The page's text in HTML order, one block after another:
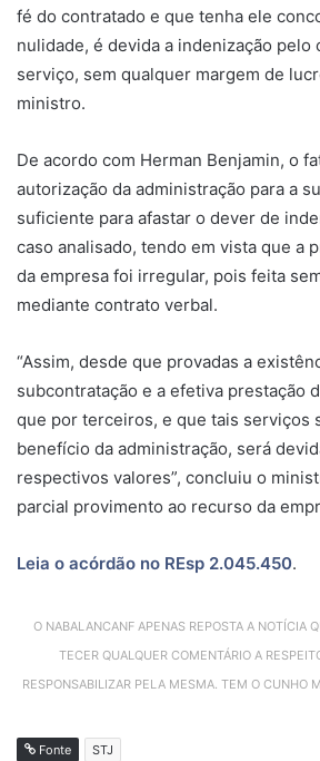
fé do contratado e que tenha ele
nulidade, é devida a indenização pelo
serviço, sem qualquer margem de
ministro.
De acordo com Herman Benjamin, o
autorização da administração para a
suficiente para afastar o dever de
caso analisado, tendo em vista que a
da empresa foi irregular, pois feita
mediante contrato verbal.
“Assim, desde que provadas a
subcontratação e a efetiva prestação
que por terceiros, e que tais serviços
benefício da administração, será
respectivos valores”, concluiu o
parcial provimento ao recurso da
Leia o acórdão no REsp 2.045.450.
O NABALANCANF APENAS REPOSTA A NOTÍCIA
TECER QUALQUER COMENTÁRIO A
RESPONSABILIZAR PELA MESMA. TEM O CUNHO
Fonte STJ